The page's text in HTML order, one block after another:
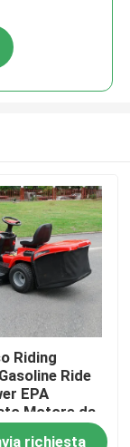
Riding
Ride
EPA
Motore da
Larghezza
richiesta